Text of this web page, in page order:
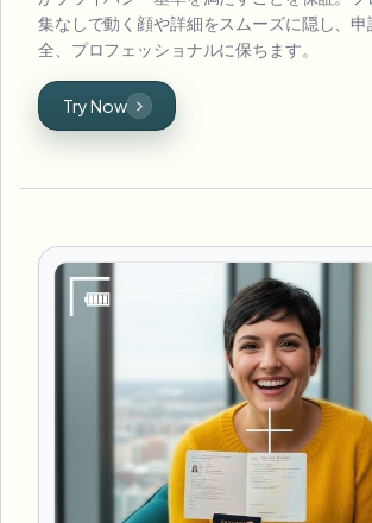
集なしで動く顔や詳細をスムーズに隠し、
全、プロフェッショナルに保ちます。
Try Now